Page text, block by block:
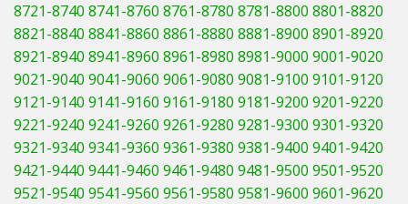
8721-8740 8741-8760 8761-8780 8781-8800 8801-8820
8821-8840 8841-8860 8861-8880 8881-8900 8901-8920
8921-8940 8941-8960 8961-8980 8981-9000 9001-9020
9021-9040 9041-9060 9061-9080 9081-9100 9101-9120
9121-9140 9141-9160 9161-9180 9181-9200 9201-9220
9221-9240 9241-9260 9261-9280 9281-9300 9301-9320
9321-9340 9341-9360 9361-9380 9381-9400 9401-9420
9421-9440 9441-9460 9461-9480 9481-9500 9501-9520
9521-9540 9541-9560 9561-9580 9581-9600 9601-9620